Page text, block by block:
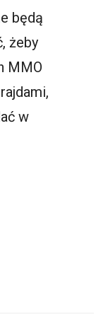
będą
żeby
MMO
w